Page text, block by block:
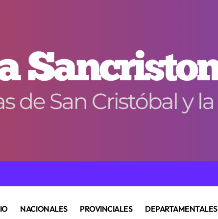
NACIONALES PROVINCIALES DEPARTAMENTALES